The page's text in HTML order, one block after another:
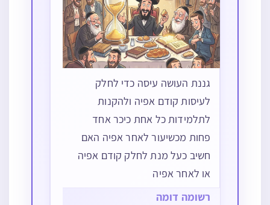
גננת העושה עיסה כדי לחלק
לעיסות קודם אפיה ולהקנות
לתלמידות כל אחת כיכר אחד
פחות מכשיעור לאחר אפיה האם
חשיב כעל מנת לחלק קודם אפיה
או לאחר אפיה
רשומה דומה